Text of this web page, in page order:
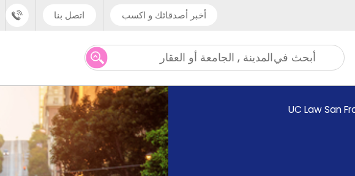
أخبر أصدقائك و اكسب اتصل بنا
أبحث فيالمدينة , الجامعة أو العقار
UC Law San